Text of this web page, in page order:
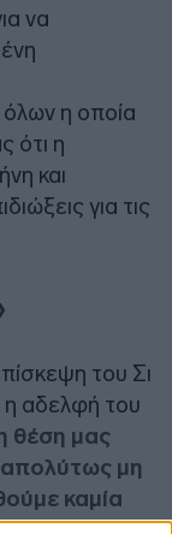
να
η οποία
ότι η
και
για τις
του Σι
η αδελφή του
θέση μας
απολύτως μη
καμία